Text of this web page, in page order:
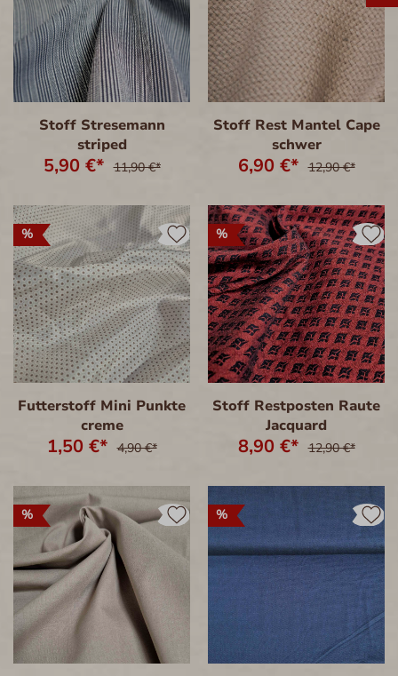
Stoff Stresemann
striped
5,90 €* 11,90 €*
Stoff Rest Mantel Cape
schwer
6,90 €* 12,90 €*
%
Futterstoff Mini Punkte
creme
1,50 €* 4,90 €*
%
Stoff Restposten Raute
Jacquard
8,90 €* 12,90 €*
% %